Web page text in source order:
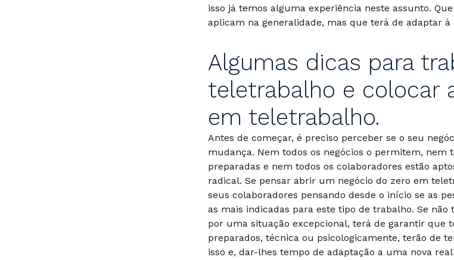
isso já temos alguma experiência neste assunto.
aplicam na generalidade, mas que terá de adaptar à
Algumas dicas para
teletrabalho e colocar
em teletrabalho.
Antes de começar, é preciso perceber se o seu
mudança. Nem todos os negócios o permitem, nem
preparadas e nem todos os colaboradores estão
radical. Se pensar abrir um negócio do zero em
seus colaboradores pensando desde o início se as
as mais indicadas para este tipo de trabalho. Se
por uma situação excepcional, terá de garantir que
preparados, técnica ou psicologicamente, terão de
isso e, dar-lhes tempo de adaptação a uma nova